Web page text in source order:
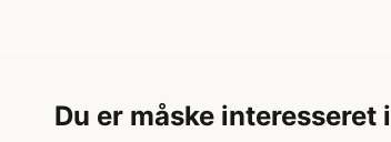
Du er måske interesseret i